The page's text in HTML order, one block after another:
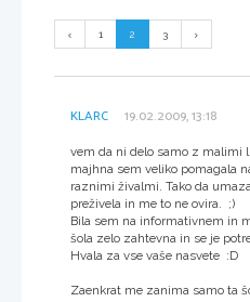
1 2 3
KLARC 19.02.2009, 13:18
vem da ni delo samo z malimi
majhna sem veliko pomagala
raznimi živalmi. Tako da
preživela in me to ne ovira. ;)
Bila sem na informativnem in
šola zelo zahtevna in se je
Hvala za vse vaše nasvete :D
Zaenkrat me zanima samo ta